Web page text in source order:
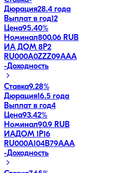
Дюрация28.4 года
Выплат в год12
Цена95.40%
Номинал800.06 RUB
ИА ДОМ 8P2
RU000A0ZZZ09AAA
-Доходность
Ставка9.28%
Дюрация16.5 года
Выплат в год4
Цена93.42%
Номинал90.9 RUB
ИАДОМ 1P16
RU000A104B79AAA
-Доходность